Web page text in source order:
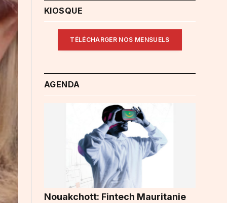
KIOSQUE
TÉLÉCHARGER NOS MENSUELS
AGENDA
Nouakchott: Fintech Mauritanie